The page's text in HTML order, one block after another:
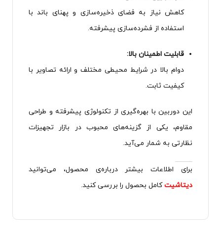
کاهش نیاز به فضای ذخیره‌سازی و پهنای باند با
استفاده از فشرده‌سازی پیشرفته.
قابلیت اطمینان بالا:
دوام بالا در شرایط محیطی مختلف و ارائه تصاویر با
کیفیت ثابت.
این دوربین با بهره‌گیری از تکنولوژی پیشرفته و طراحی
مقاوم، یکی از گزینه‌های محبوب در بازار تجهیزات
نظارتی به شمار می‌آید.
برای اطلاعات بیشتر درباره‌ی محصول، می‌توانید
دیتاشیتکامل بحصول را بررسی کنید.